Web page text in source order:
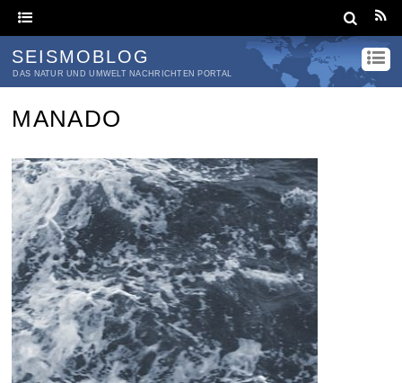
SEISMOBLOG
DAS NATUR UND UMWELT NACHRICHTEN PORTAL
MANADO